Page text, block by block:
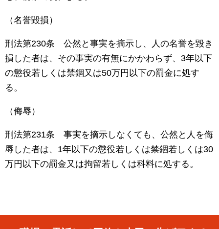
（名誉毀損）
刑法第230条 公然と事実を摘示し、人の名誉を毀き
損した者は、その事実の有無にかかわらず、 3年以下
の懲役若しくは禁錮又は50万円以下の罰金に処す
る。
（侮辱）
刑法第231条 事実を摘示しなくても、公然と人を侮
辱した者は、 1年以下の懲役若しくは禁錮若しくは30
万円以下の罰金又は拘留若しくは科料に処する。